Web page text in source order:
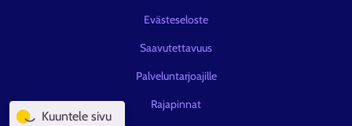
Evästeseloste
Saavutettavuus
Palveluntarjoajille
Rajapinnat
Kuuntele sivu